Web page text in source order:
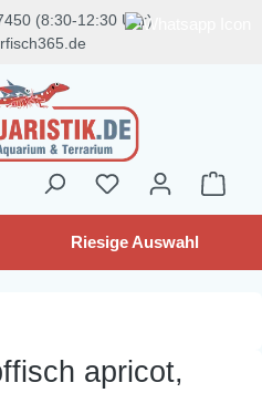
(8:30-12:30 Uhr)
Riesige Auswahl
apricot,